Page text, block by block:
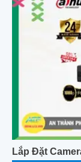
Lắp Đặt